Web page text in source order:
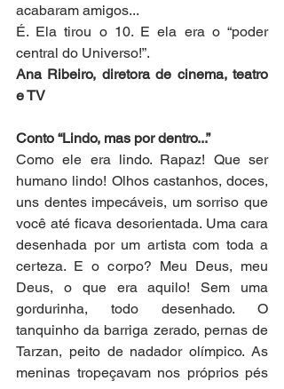
acabaram amigos...
É. Ela tirou o 10. E ela era o “poder
central do Universo!”.
Ana Ribeiro, diretora de cinema, teatro
e TV
Conto “Lindo, mas por dentro...”
Como ele era lindo. Rapaz! Que ser
humano lindo! Olhos castanhos, doces,
uns dentes impecáveis, um sorriso que
você até ficava desorientada. Uma cara
desenhada por um artista com toda a
certeza. E o corpo? Meu Deus, meu
Deus, o que era aquilo! Sem uma
gordurinha, todo desenhado. O
tanquinho da barriga zerado, pernas de
Tarzan, peito de nadador olímpico. As
meninas tropeçavam nos próprios pés